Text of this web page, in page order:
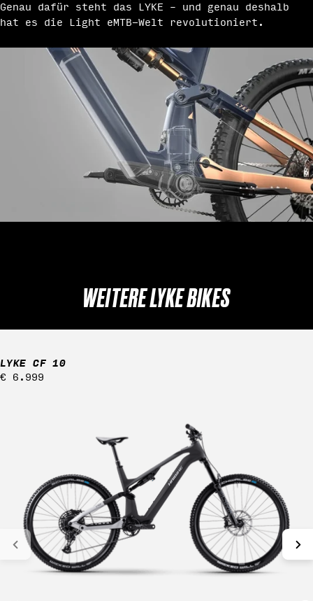
Genau dafür steht das LYKE – und genau deshalb
hat es die Light eMTB-Welt revolutioniert.
WEITERE LYKE BIKES
LYKE CF 10
Regulärer
€ 6.999